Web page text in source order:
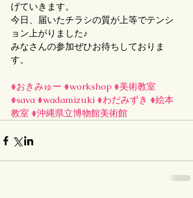
げていきます。
今日、届いたチラシの質が上等でテンシ
ョン上がりました♪
みなさんの参加ぜひお待ちしておりま
す。
#おきみゅー #workshop #美術教室
#sava #wadamizuki #わだみずき #絵本
教室 #沖縄県立博物館美術館